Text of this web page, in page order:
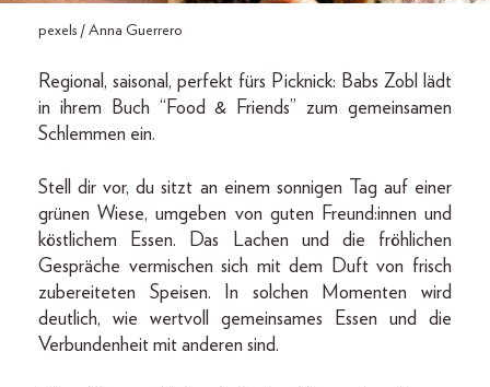
pexels / Anna Guerrero
Regional, saisonal, perfekt fürs Picknick: Babs Zobl lädt
in ihrem Buch “Food & Friends” zum gemeinsamen
Schlemmen ein.
Stell dir vor, du sitzt an einem sonnigen Tag auf einer
grünen Wiese, umgeben von guten Freund:innen und
köstlichem Essen. Das Lachen und die fröhlichen
Gespräche vermischen sich mit dem Duft von frisch
zubereiteten Speisen. In solchen Momenten wird
deutlich, wie wertvoll gemeinsames Essen und die
Verbundenheit mit anderen sind.